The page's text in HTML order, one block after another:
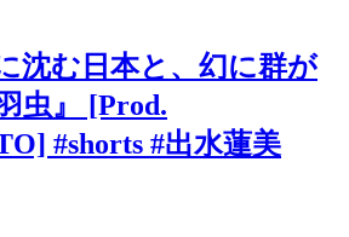
沈む日本と、幻に群が
虫』 [Prod.
#shorts #出水蓮美